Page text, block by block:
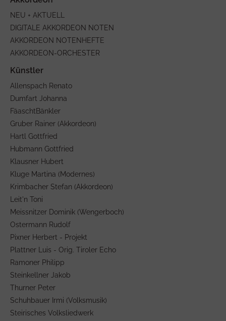
NEU + AKTUELL
DIGITALE AKKORDEON NOTEN
AKKORDEON NOTENHEFTE
AKKORDEON-ORCHESTER
Allenspach Renato
Dumfart Johanna
FäaschtBänkler
Gruber Rainer (Akkordeon)
Hartl Gottfried
Hubmann Gottfried
Klausner Hubert
Kluge Martina (Modernes)
Krimbacher Stefan (Akkordeon)
Leit'n Toni
Meissnitzer Dominik (Wengerboch)
Ostermann Rudolf
Pixner Herbert - Projekt
Plattner Luis - Orig. Tiroler Echo
Ramoner Philipp
Steinkellner Jakob
Thurner Peter
Schuhbauer Irmi (Volksmusik)
Steirisches Volksliedwerk